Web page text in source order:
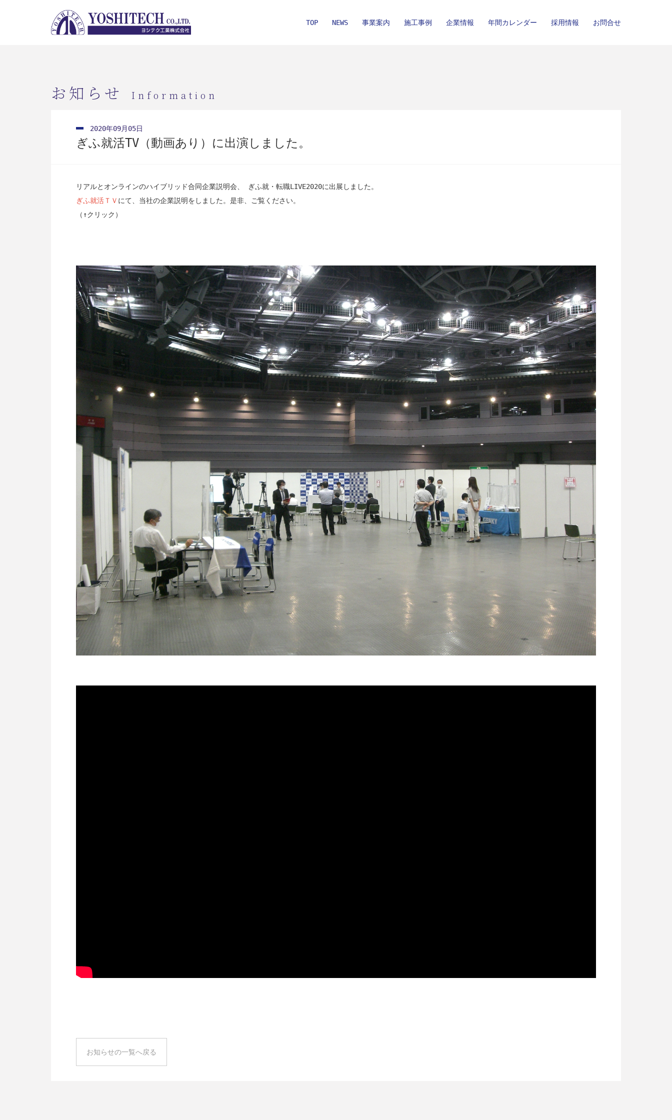
TOP NEWS 事業案内 施工事例 企業情報 年間カレンダー 採用情報 お問合せ
お知らせ Information
2020年09月05日
ぎふ就活TV（動画あり）に出演しました。
リアルとオンラインのハイブリッド合同企業説明会、 ぎふ就・転職LIVE2020に出展しました。
ぎふ就活ＴＶ にて、当社の企業説明をしました。是非、ご覧ください。
（↑クリック）
お知らせの一覧へ戻る